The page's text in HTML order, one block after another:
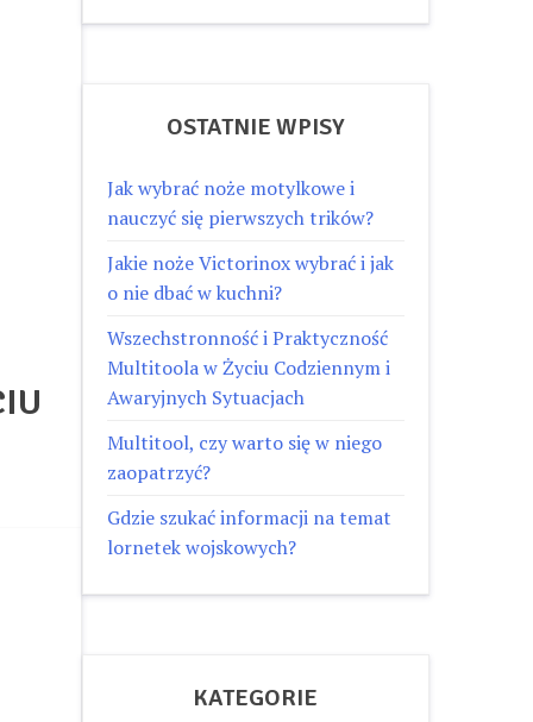
OSTATNIE WPISY
Jak wybrać noże motylkowe i
nauczyć się pierwszych trików?
Jakie noże Victorinox wybrać i jak
o nie dbać w kuchni?
Wszechstronność i Praktyczność
Multitoola w Życiu Codziennym i
Awaryjnych Sytuacjach
Multitool, czy warto się w niego
zaopatrzyć?
Gdzie szukać informacji na temat
lornetek wojskowych?
KATEGORIE